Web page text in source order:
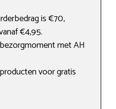
is €70,
€4,95.
met AH
voor gratis